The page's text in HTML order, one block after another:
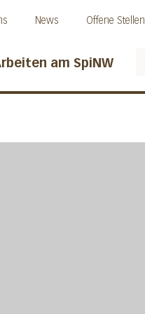
News Offene Stellen
am SpiNW